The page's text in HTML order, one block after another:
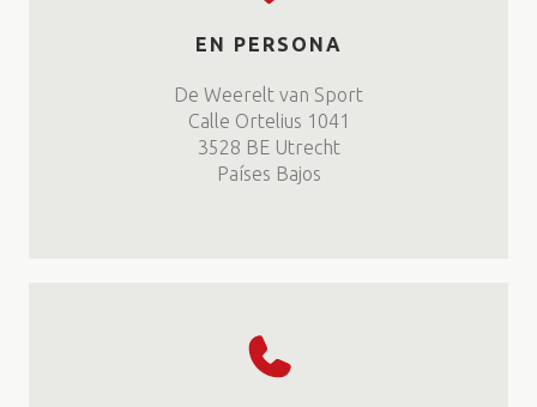
EN PERSONA
De Weerelt van Sport
Calle Ortelius 1041
3528 BE Utrecht
Países Bajos